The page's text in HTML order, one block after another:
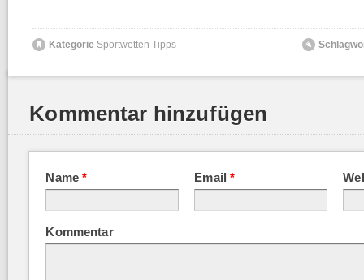
Kategorie Sportwetten Tipps
Kommentar hinzufügen
Name* Email*
Kommentar